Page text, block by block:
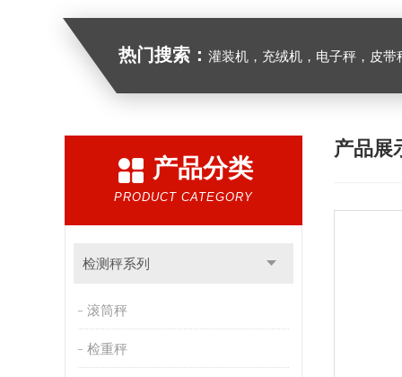
热门搜索： 灌装机，充绒机，电子秤，皮
产品分类
PRODUCT CATEGORY
检测秤系列
滚筒秤
检重秤
产品展